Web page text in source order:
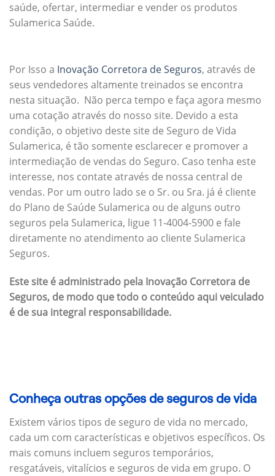
saúde, ofertar, intermediar e vender os produtos
Sulamerica Saúde.
Por Isso a Inovação Corretora de Seguros, através de
seus vendedores altamente treinados se encontra
nesta situação. Não perca tempo e faça agora mesmo
uma cotação através do nosso site. Devido a esta
condição, o objetivo deste site de Seguro de Vida
Sulamerica, é tão somente esclarecer e promover a
intermediação de vendas do Seguro. Caso tenha este
interesse, nos contate através de nossa central de
vendas. Por um outro lado se o Sr. ou Sra. já é cliente
do Plano de Saúde Sulamerica ou de alguns outro
seguros pela Sulamerica, ligue 11-4004-5900 e fale
diretamente no atendimento ao cliente Sulamerica
Seguros.
Este site é administrado pela Inovação Corretora de
Seguros, de modo que todo o conteúdo aqui veiculado
é de sua integral responsabilidade.
Conheça outras opções de seguros de vida
Existem vários tipos de seguro de vida no mercado,
cada um com características e objetivos específicos. Os
mais comuns incluem seguros temporários,
resgatáveis, vitalícios e seguros de vida em grupo. O